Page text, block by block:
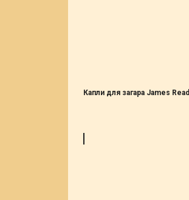
Капли для загара James Read